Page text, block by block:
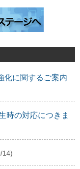
化に関するご案内
時の対応につきま
14)